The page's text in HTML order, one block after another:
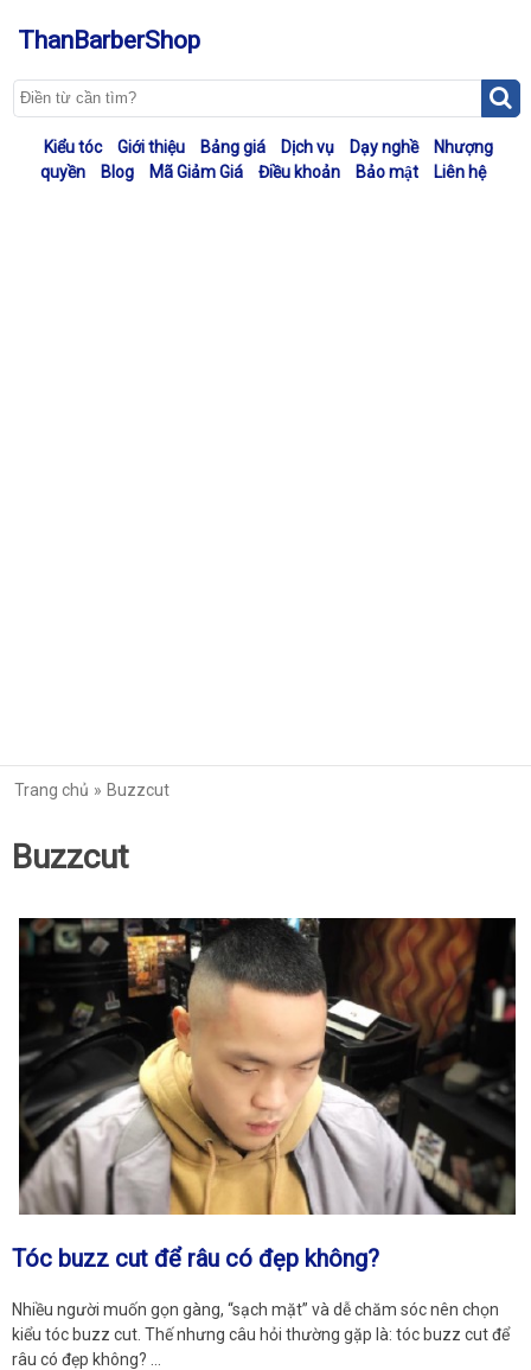
ThanBarberShop
Kiểu tóc Giới thiệu Bảng giá Dịch vụ Dạy nghề
Nhượng
quyền
Blog Mã Giảm Giá Điều khoản Bảo mật Liên hệ
Trang chủ Buzzcut
Buzzcut
Tóc buzz cut để râu có đẹp không?
Nhiều người muốn gọn gàng, “sạch mặt” và dễ chăm sóc nên chọn
kiểu tóc buzz cut. Thế nhưng câu hỏi thường gặp là: tóc buzz cut để
râu có đẹp không? …